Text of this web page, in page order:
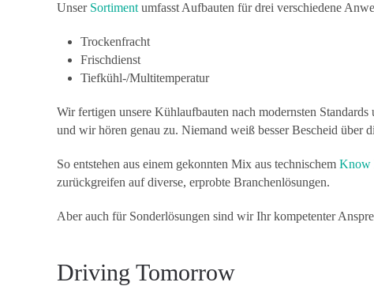
Unser Sortiment umfasst Aufbauten für drei verschiedene
Trockenfracht
Frischdienst
Tiefkühl-/Multitemperatur
Wir fertigen unsere Kühlaufbauten nach modernsten
und wir hören genau zu. Niemand weiß besser Bescheid über
So entstehen aus einem gekonnten Mix aus technischem Know
zurückgreifen auf diverse, erprobte Branchenlösungen.
Aber auch für Sonderlösungen sind wir Ihr kompetenter
Driving Tomorrow